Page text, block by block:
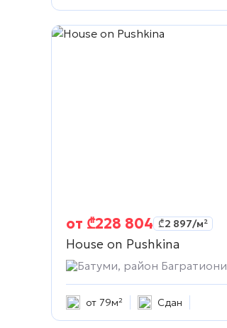
от ₾228 804 ₾2 897/м²
House on Pushkina
Батуми, район Багратиони
от 79м² Сдан